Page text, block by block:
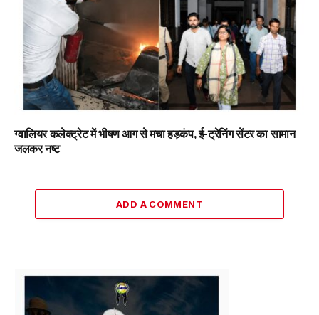
ग्वालियर कलेक्ट्रेट में भीषण आग से मचा हड़कंप, ई-ट्रेनिंग सेंटर का सामान
जलकर नष्ट
ADD A COMMENT